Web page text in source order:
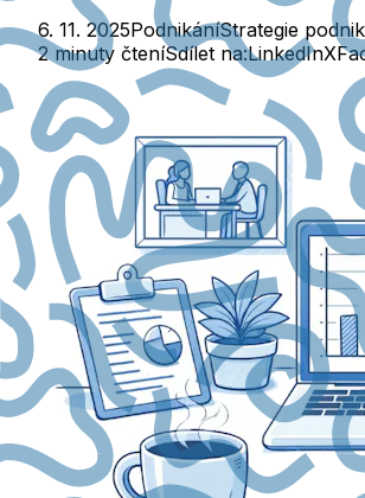
6. 11. 2025PodnikáníStrategie
2 minuty čteníSdílet na:LinkedInX